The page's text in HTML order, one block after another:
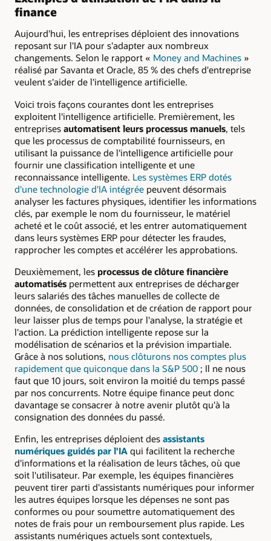
finance
Aujourd'hui, les entreprises déploient des innovations
reposant sur l'IA pour s'adapter aux nombreux
changements. Selon le rapport « Money and Machines »
réalisé par Savanta et Oracle, 85 % des chefs d'entreprise
veulent s'aider de l'intelligence artificielle.
Voici trois façons courantes dont les entreprises
exploitent l'intelligence artificielle. Premièrement, les
entreprises automatisent leurs processus manuels, tels
que les processus de comptabilité fournisseurs, en
utilisant la puissance de l'intelligence artificielle pour
fournir une classification intelligente et une
reconnaissance intelligente. Les systèmes ERP dotés
d'une technologie d'IA intégrée peuvent désormais
analyser les factures physiques, identifier les informations
clés, par exemple le nom du fournisseur, le matériel
acheté et le coût associé, et les entrer automatiquement
dans leurs systèmes ERP pour détecter les fraudes,
rapprocher les comptes et accélérer les approbations.
Deuxièmement, les processus de clôture financière
automatisés permettent aux entreprises de décharger
leurs salariés des tâches manuelles de collecte de
données, de consolidation et de création de rapport pour
leur laisser plus de temps pour l'analyse, la stratégie et
l'action. La prédiction intelligente repose sur la
modélisation de scénarios et la prévision impartiale.
Grâce à nos solutions, nous clôturons nos comptes plus
rapidement que quiconque dans la S&P 500 ; Il ne nous
faut que 10 jours, soit environ la moitié du temps passé
par nos concurrents. Notre équipe finance peut donc
davantage se consacrer à notre avenir plutôt qu'à la
consignation des données du passé.
Enfin, les entreprises déploient des assistants
numériques guidés par l'IA qui facilitent la recherche
d'informations et la réalisation de leurs tâches, où que
soit l'utilisateur. Par exemple, les équipes financières
peuvent tirer parti d'assistants numériques pour informer
les autres équipes lorsque les dépenses ne sont pas
conformes ou pour soumettre automatiquement des
notes de frais pour un remboursement plus rapide. Les
assistants numériques actuels sont contextuels,